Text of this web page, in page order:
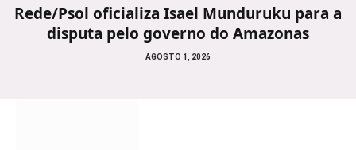
Rede/Psol oficializa Isael Munduruku para a
disputa pelo governo do Amazonas
AGOSTO 1, 2026